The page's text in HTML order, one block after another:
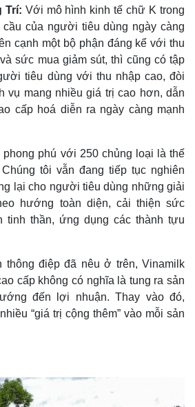
Vũ khí
Trí: Với mô hình kinh tế chữ K trong
của người tiêu dùng ngày càng
cạnh một bộ phận đáng kể với thu
sức mua giảm sút, thì cũng có tập
tiêu dùng với thu nhập cao, đòi
vụ mang nhiều giá trị cao hơn, dẫn
cấp hoá diễn ra ngày càng mạnh
phong phú với 250 chủng loại là thế
tôi vẫn đang tiếp tục nghiên
lại cho người tiêu dùng những giải
hướng toàn diện, cải thiện sức
tinh thần, ứng dụng các thành tựu
thông điệp đã nêu ở trên, Vinamilk
cấp không có nghĩa là tung ra sản
đến lợi nhuận. Thay vào đó,
“giá trị cộng thêm” vào mỗi sản